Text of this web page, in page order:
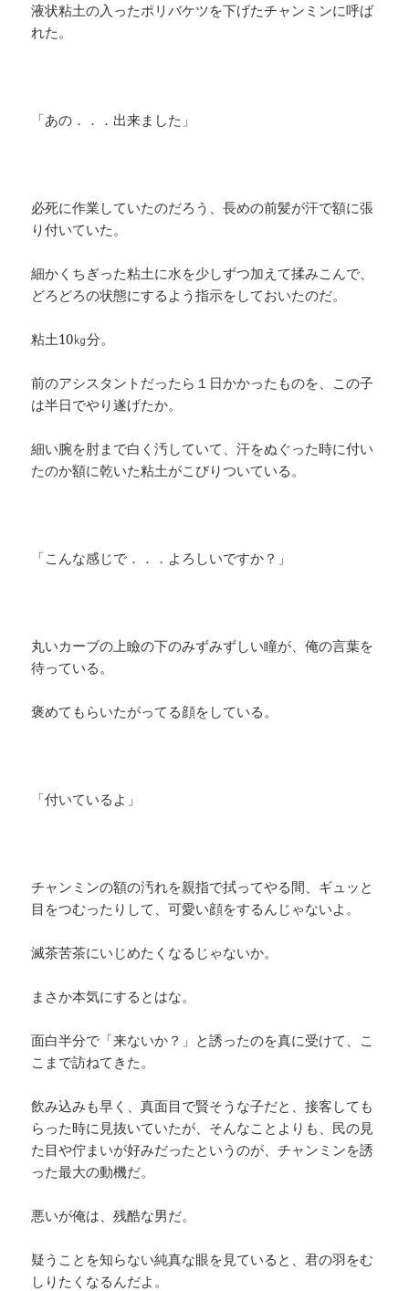
液状粘土の入ったポリバケツを下げたチャンミンに呼ば
れた。
「あの．．．出来ました」
必死に作業していたのだろう、長めの前髪が汗で額に張
り付いていた。
細かくちぎった粘土に水を少しずつ加えて揉みこんで、
どろどろの状態にするよう指示をしておいたのだ。
粘土10㎏分。
前のアシスタントだったら１日かかったものを、この子
は半日でやり遂げたか。
細い腕を肘まで白く汚していて、汗をぬぐった時に付い
たのか額に乾いた粘土がこびりついている。
「こんな感じで．．．よろしいですか？」
丸いカーブの上瞼の下のみずみずしい瞳が、俺の言葉を
待っている。
褒めてもらいたがってる顔をしている。
「付いているよ」
チャンミンの額の汚れを親指で拭ってやる間、ギュッと
目をつむったりして、可愛い顔をするんじゃないよ。
滅茶苦茶にいじめたくなるじゃないか。
まさか本気にするとはな。
面白半分で「来ないか？」と誘ったのを真に受けて、こ
こまで訪ねてきた。
飲み込みも早く、真面目で賢そうな子だと、接客しても
らった時に見抜いていたが、そんなことよりも、民の見
た目や佇まいが好みだったというのが、チャンミンを誘
った最大の動機だ。
悪いが俺は、残酷な男だ。
疑うことを知らない純真な眼を見ていると、君の羽をむ
しりたくなるんだよ。